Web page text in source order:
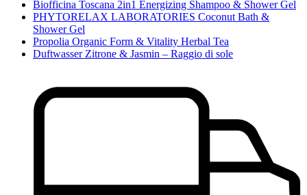
Biofficina Toscana 2in1 Energizing Shampoo & Shower Gel
PHYTORELAX LABORATORIES Coconut Bath &
Shower Gel
Propolia Organic Form & Vitality Herbal Tea
Duftwasser Zitrone & Jasmin – Raggio di sole